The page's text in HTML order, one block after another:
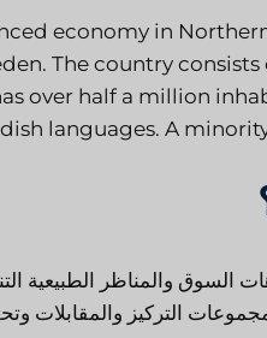
economy in
The country
over half a million
languages. A
والمناظر الطبيعية
التركيز والمقابلات